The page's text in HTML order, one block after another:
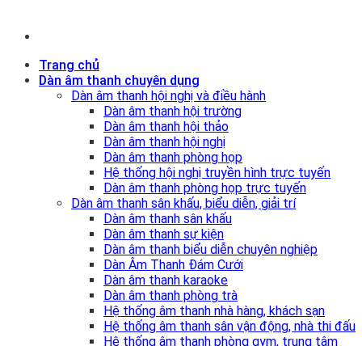
Trang chủ
Dàn âm thanh chuyên dụng
Dàn âm thanh hội nghị và điều hành
Dàn âm thanh hội trường
Dàn âm thanh hội thảo
Dàn âm thanh hội nghị
Dàn âm thanh phòng họp
Hệ thống hội nghị truyền hình trực tuyến
Dàn âm thanh phòng họp trực tuyến
Dàn âm thanh sân khấu, biểu diễn, giải trí
Dàn âm thanh sân khấu
Dàn âm thanh sự kiện
Dàn âm thanh biểu diễn chuyên nghiệp
Dàn Âm Thanh Đám Cưới
Dàn âm thanh karaoke
Dàn âm thanh phòng trà
Hệ thống âm thanh nhà hàng, khách sạn
Hệ thống âm thanh sân vận động, nhà thi đấu
Hệ thống âm thanh phòng gym, trung tâm